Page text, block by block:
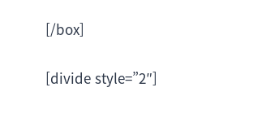
[/box]
[divide style=”2″]